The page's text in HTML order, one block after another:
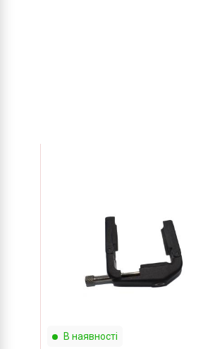
В наявності